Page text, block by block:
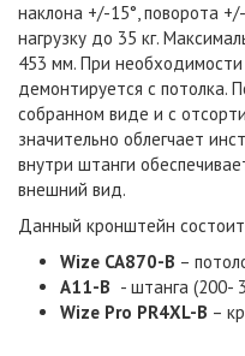
наклона +/-15°, поворота
нагрузку до 35 кг.
453 мм. При необходимости
демонтируется с потолка.
собранном виде и с
значительно облегчает
внутри штанги
внешний вид.
Данный кронштейн
Wize CA870-B –
A11-B - штанга (200-
Wize Pro PR4XL-B –